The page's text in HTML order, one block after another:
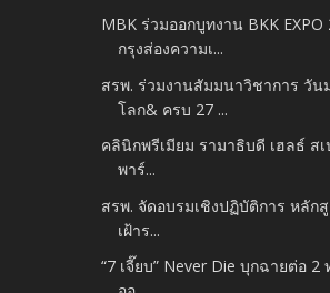
MBK ร่วมออกบูทงาน BKK
กรุงส่องความเ...
สรพ. ร่วมงานสัมมนาวิชาการ วัน
โลก& ครบ 27 ...
คลินิกพรีเมียม รามาธิบดี เฮลธ์ ส
พาร์...
สรพ. จัดอบรมเชิงปฏิบัติการ หลักสู
เฝ้าร...
“7 เจี๊ยบ” Never Die บุกฉายต่อ 2